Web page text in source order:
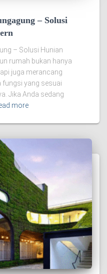
– Solusi
– Solusi Hunian
rumah bukan hanya
juga merancang
fungsi yang sesuai
Jika Anda sedang
more